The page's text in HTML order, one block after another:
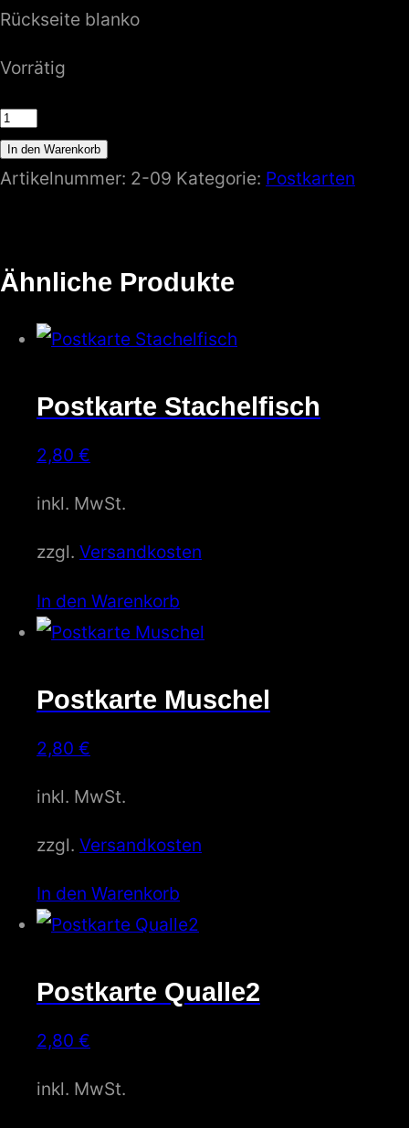
Rückseite blanko
Vorrätig
Postkarte
Taucher
Menge
In den Warenkorb
Artikelnummer: 2-09 Kategorie: Postkarten
Ähnliche Produkte
Postkarte Stachelfisch
2,80 €
inkl. MwSt.
zzgl. Versandkosten
In den Warenkorb
Postkarte Muschel
2,80 €
inkl. MwSt.
zzgl. Versandkosten
In den Warenkorb
Postkarte Qualle2
2,80 €
inkl. MwSt.